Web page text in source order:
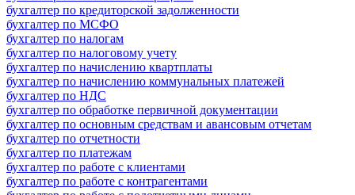
бухгалтер по кредиторской задолженности
бухгалтер по МСФО
бухгалтер по налогам
бухгалтер по налоговому учету
бухгалтер по начислению квартплаты
бухгалтер по начислению коммунальных платежей
бухгалтер по НДС
бухгалтер по обработке первичной документации
бухгалтер по основным средствам и авансовым отчетам
бухгалтер по отчетности
бухгалтер по платежам
бухгалтер по работе с клиентами
бухгалтер по работе с контрагентами